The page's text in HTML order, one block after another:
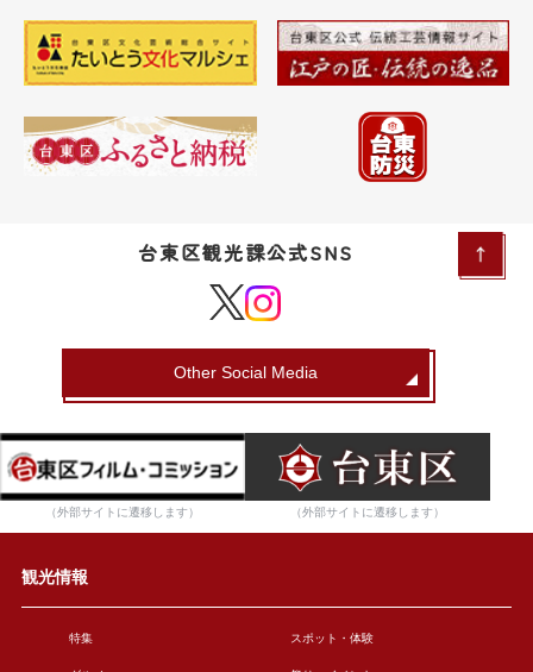
台東区観光課公式SNS
Other Social Media
（外部サイトに遷移します） （外部サイトに遷移します）
観光情報
特集 スポット・体験